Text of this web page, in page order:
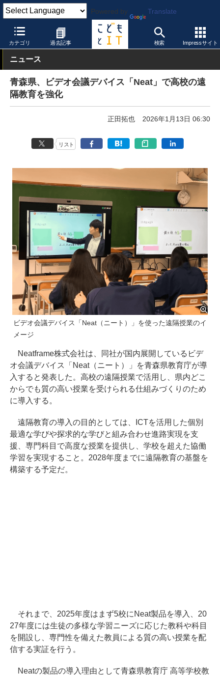
Powered by Translate
カテゴリ 過去記事 検索 Impressサイト
こどもとIT 教育情報・データ
ニュース
青森県、ビデオ会議デバイス「Neat」で高校の遠
隔教育を強化
正田拓也 2026年1月13日 06:30
リスト
ビデオ会議デバイス「Neat（ニート）」を使った遠隔授業のイ
メージ
Neatframe株式会社は、同社が国内展開しているビデ
オ会議デバイス「Neat（ニート）」を青森県教育庁が導
入すると発表した。高校の遠隔授業で活用し、県内どこ
からでも質の高い授業を受けられる仕組みづくりのため
に導入する。
遠隔教育の導入の目的としては、ICTを活用した個別
最適な学びや探求的な学びと組み合わせ進路実現を支
援、専門科目で高度な授業を提供し、学校を超えた協働
学習を実現すること。2028年度までに遠隔教育の基盤を
構築する予定だ。
それまで、2025年度はまず5校にNeat製品を導入、20
27年度には生徒の多様な学習ニーズに応じた教科や科目
を開設し、専門性を備えた教員による質の高い授業を配
信する実証を行う。
Neatの製品の導入理由として青森県教育庁 高等学校教